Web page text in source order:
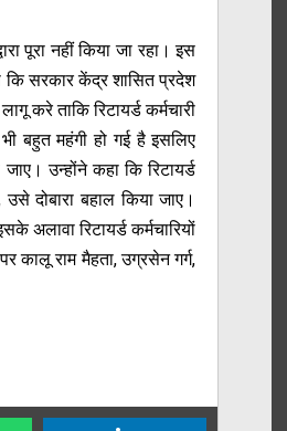
पूरा नहीं किया जा रहा। इस
कि सरकार केंद्र शासित प्रदेश
करे ताकि रिटायर्ड कर्मचारी
महंगी हो गई है इसलिए
उन्होंने कहा कि रिटायर्ड
दोबारा बहाल किया जाए।
अलावा रिटायर्ड कर्मचारियों
कालू राम मैहता, उग्रसेन गर्ग,